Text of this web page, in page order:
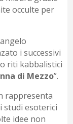
occulte per
i successivi
riti kabbalistici
di Mezzo”.
rappresenta
studi esoterici
idee non